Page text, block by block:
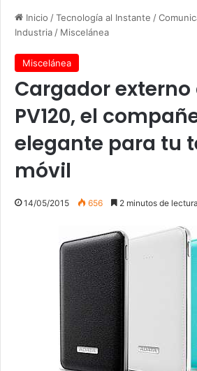
Inicio /Tecnología al Instante /
Industria / Miscelánea
Miscelánea
Cargador
PV120, el
elegante para tu
móvil
14/05/2015 656 2 minutos de lectura